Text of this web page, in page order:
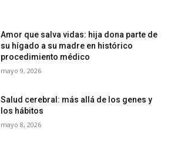
Amor que salva vidas: hija dona parte de
su hígado a su madre en histórico
procedimiento médico
mayo 9, 2026
Salud cerebral: más allá de los genes y
los hábitos
mayo 8, 2026